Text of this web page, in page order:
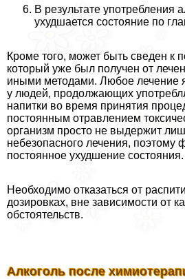
В результате употрeбления
ухудшается состояние по
Кроме того, может быть сведен к
который уже был получен от
иными методами. Любое лечение
у людей, продолжающих
напитки во время принятия
постоянным отравлением
организм просто не выдержит
небезопасного лечения, поэтому
постоянное ухудшение состояния.
Необходимо отказаться от
дозировках, вне зависимости от
обстоятельств.
Алкоголь после